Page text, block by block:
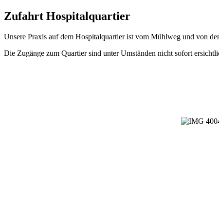
Zufahrt Hospitalquartier
Unsere Praxis auf dem Hospitalquartier ist vom Mühlweg und von
Die Zugänge zum Quartier sind unter Umständen nicht sofort